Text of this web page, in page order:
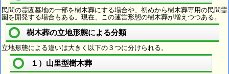
民間の霊園墓地の一部を樹木葬にする場合や、初めから樹木葬専用の民間霊
園を開発する場合もある。現在、この運営形態の樹木葬が増えつつある。
樹木葬の立地形態による分類
立地形態による違いは大きく以下の３つに分けられる。
１）山里型樹木葬